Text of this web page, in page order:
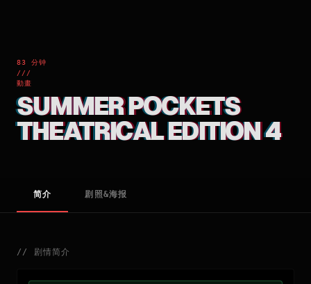
83 分钟
///
動畫
SUMMER POCKETS
THEATRICAL EDITION 4
简介 剧照&海报
// 剧情简介